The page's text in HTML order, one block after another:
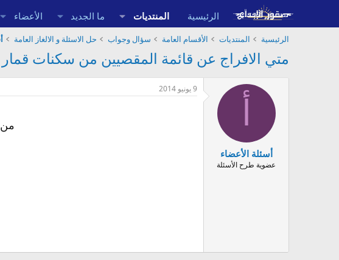
الرئيسية المنتديات ما الجديد الأعضاء
الرئيسية المنتديات الأقسام العامة سؤال وجواب حل الاسئلة و الالغاز العامة
متي الافراج عن قائمة المقصيين من سكنات قمار
أسئلة الأعضاء
عضوية طرح الأسئلة
9 يونيو 2014
من